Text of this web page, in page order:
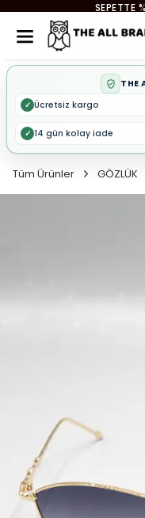
THE
✓ Ücretsiz kargo
✓ 14 gün kolay iade
Tüm Ürünler GÖZLÜK